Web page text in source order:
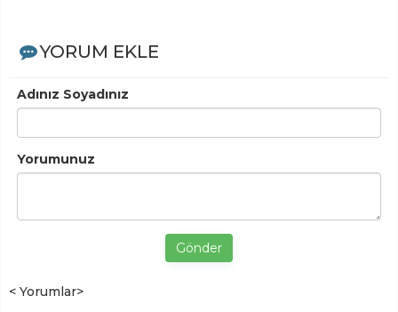
YORUM EKLE
Adınız Soyadınız
Yorumunuz
Gönder
< Yorumlar>